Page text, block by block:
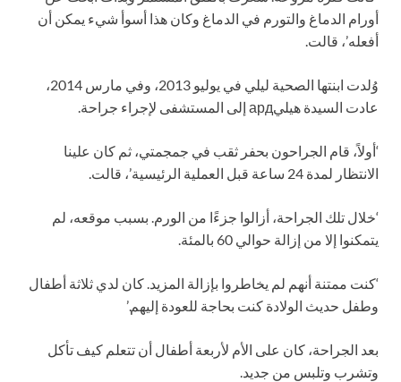
أورام الدماغ والتورم في الدماغ وكان هذا أسوأ شيء يمكن أن
أفعله’، قالت.
وُلدت ابنتها الصحية ليلي في يوليو 2013، وفي مارس 2014،
عادت السيدة هيليард إلى المستشفى لإجراء جراحة.
‘أولاً، قام الجراحون بحفر ثقب في جمجمتي، ثم كان علينا
الانتظار لمدة 24 ساعة قبل العملية الرئيسية’، قالت.
‘خلال تلك الجراحة، أزالوا جزءًا من الورم. بسبب موقعه، لم
يتمكنوا إلا من إزالة حوالي 60 بالمئة.
‘كنت ممتنة أنهم لم يخاطروا بإزالة المزيد. كان لدي ثلاثة أطفال
وطفل حديث الولادة كنت بحاجة للعودة إليهم.’
بعد الجراحة، كان على الأم لأربعة أطفال أن تتعلم كيف تأكل
وتشرب وتلبس من جديد.